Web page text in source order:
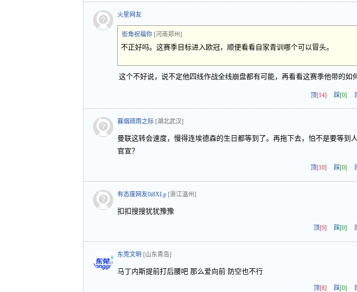
火星网友
街角祝福你 [河南郑州]
不正好吗。这赛季目标进入欧冠，顺便看看自家青训哪个可以冒头。
这个不好说，说不定他四线作战全线崩盘都有可能，再看看这赛季他带的如
顶[14] 踩[0]
暮烟疏雨之际 [湖北武汉]
曼联这转会速度，慢得连埃德森的生日都等到了。再拖下去，怕不是要等到
官宣？
顶[10] 踩[0]
有态度网友0i8XLp [浙江温州]
扣扣搜搜犹犹豫豫
顶[9] 踩[0]
东莞文明 [山东青岛]
马丁内斯提前打后腰吧 那么爱向前 防空也不行
顶[8] 踩[0]